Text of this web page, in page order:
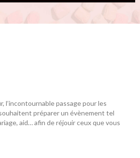
l’incontournable passage pour les
préparer un évènement tel
aid… afin de réjouir ceux que vous